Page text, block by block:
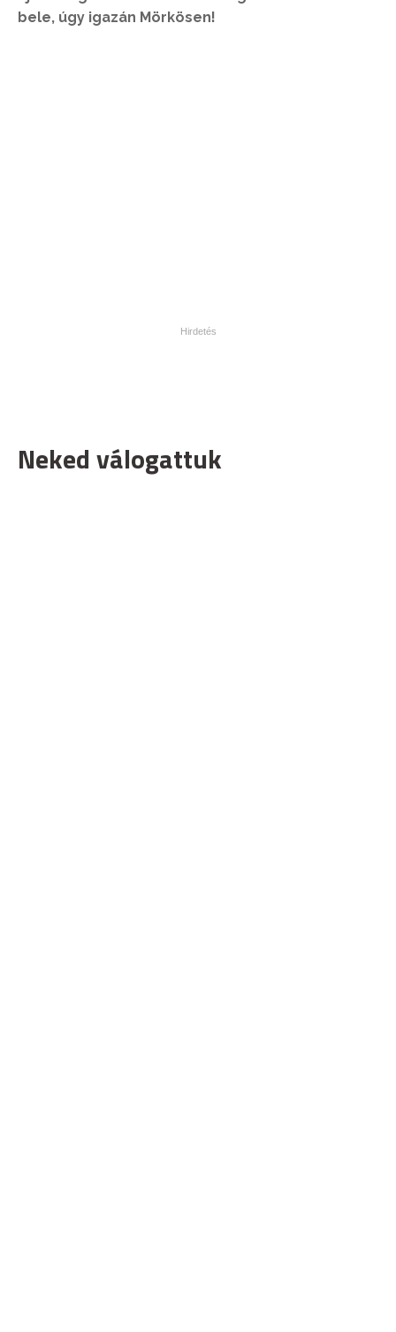
bele, úgy igazán Mörkösen!
Neked válogattuk